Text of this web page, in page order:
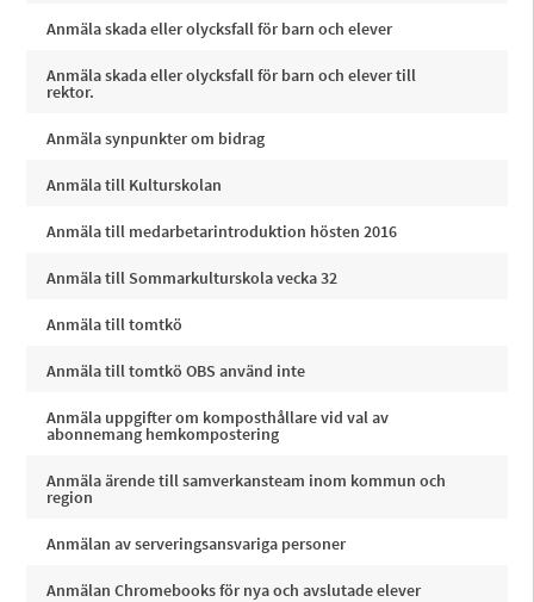
Anmäla skada eller olycksfall för barn och elever
Anmäla skada eller olycksfall för barn och elever till
rektor.
Anmäla synpunkter om bidrag
Anmäla till Kulturskolan
Anmäla till medarbetarintroduktion hösten 2016
Anmäla till Sommarkulturskola vecka 32
Anmäla till tomtkö
Anmäla till tomtkö OBS använd inte
Anmäla uppgifter om komposthållare vid val av
abonnemang hemkompostering
Anmäla ärende till samverkansteam inom kommun och
region
Anmälan av serveringsansvariga personer
Anmälan Chromebooks för nya och avslutade elever